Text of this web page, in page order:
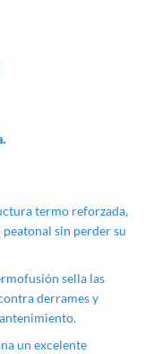
termo reforzada,
sin perder su
sella las
derrames y
un excelente